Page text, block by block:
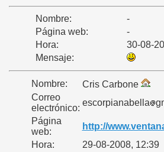
Nombre:
-
Página web:
-
Hora:
30-08-
Mensaje:
Nombre:
Cris Carbone
Correo
electrónico:
escorpianabella
Página
web:
http://
Hora:
29-08-2008, 12:39